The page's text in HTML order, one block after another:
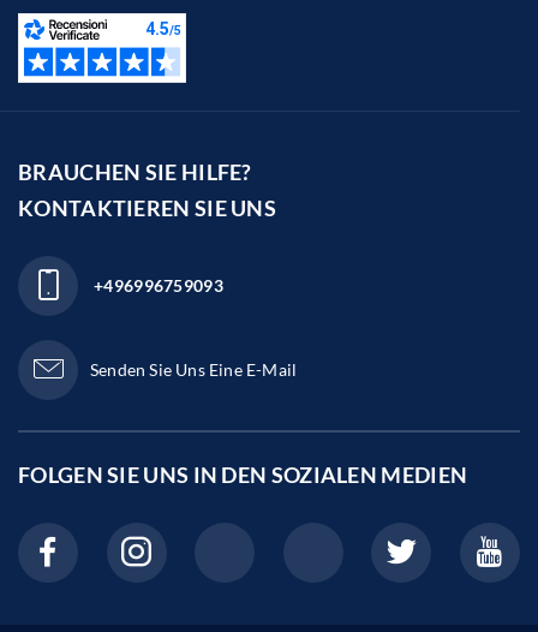
BRAUCHEN SIE HILFE?
KONTAKTIEREN SIE UNS
+496996759093
Senden Sie Uns Eine E-Mail
FOLGEN SIE UNS IN DEN SOZIALEN MEDIEN